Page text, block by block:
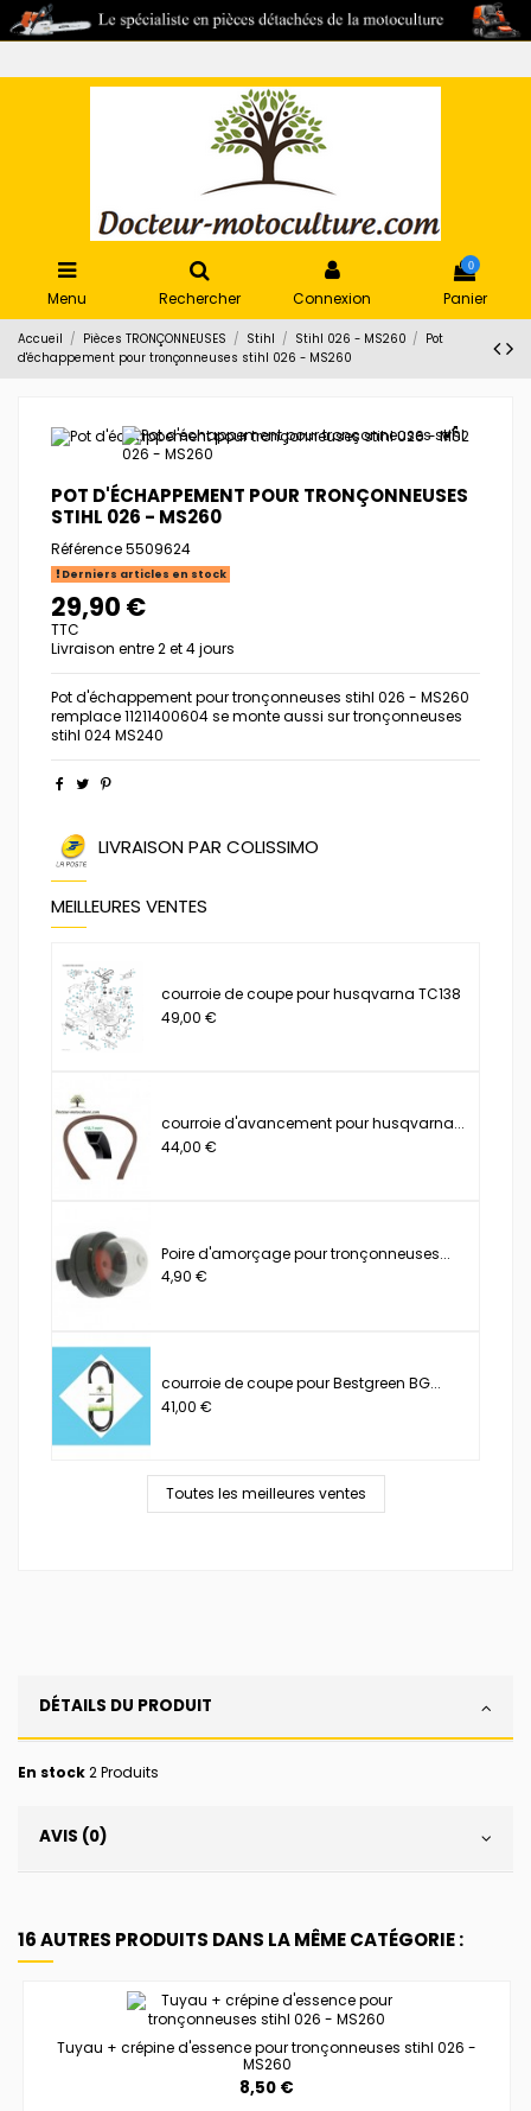
Menu Rechercher Connexion
0
Panier
Accueil Pièces TRONÇONNEUSES Stihl Stihl 026 - MS260
Pot
d'échappement pour tronçonneuses stihl 026 - MS260
POT D'ÉCHAPPEMENT POUR TRONÇONNEUSES
STIHL 026 - MS260
Référence5509624
Derniers articles en stock
29,90 €
TTC
Livraison entre 2 et 4 jours
Pot d'échappement pour tronçonneuses stihl 026 - MS260
remplace 11211400604 se monte aussi sur tronçonneuses
stihl 024 MS240
LIVRAISON PAR COLISSIMO
MEILLEURES VENTES
courroie de coupe pour husqvarna TC138
49,00 €
courroie d'avancement pour husqvarna...
44,00 €
Poire d'amorçage pour tronçonneuses...
4,90 €
courroie de coupe pour Bestgreen BG...
41,00 €
Toutes les meilleures ventes
DÉTAILS DU PRODUIT
En stock2 Produits
AVIS (0)
16 AUTRES PRODUITS DANS LA MÊME CATÉGORIE :
Tuyau + crépine d'essence pour tronçonneuses stihl 026 -
MS260
8,50 €